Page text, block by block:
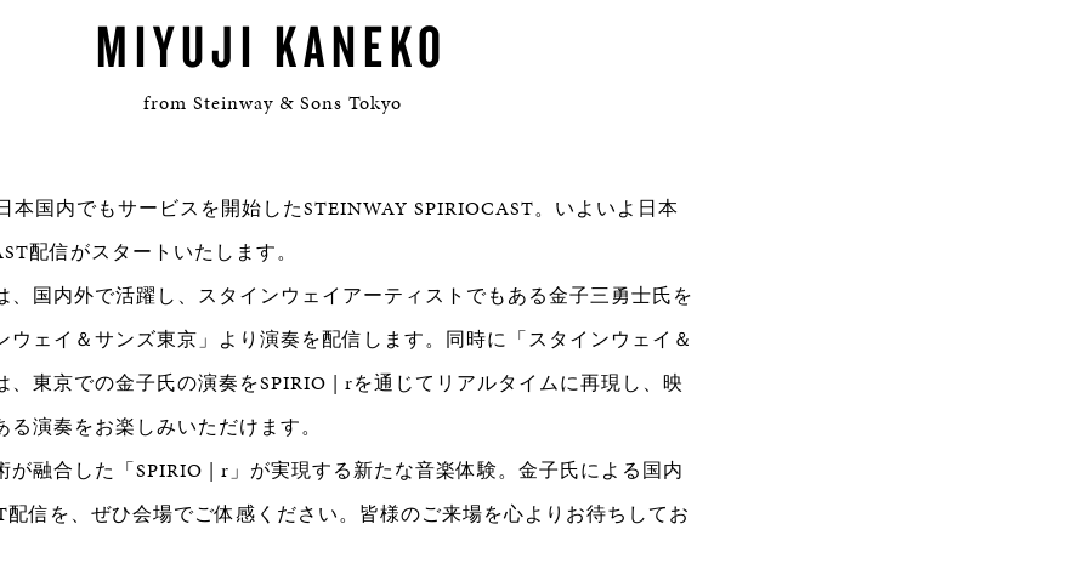
MIYUJI KANEKO
from Steinway & Sons Tokyo
本国内でもサービスを開始したSTEINWAY SPIRIOCAST。いよいよ日本
配信がスタートいたします。
、国内外で活躍し、スタインウェイアーティストでもある金子三勇士氏を
ウェイ＆サンズ東京」より演奏を配信します。同時に「スタインウェイ＆
、東京での金子氏の演奏をSPIRIO | rを通じてリアルタイムに再現し、映
演奏をお楽しみいただけます。
が融合した「SPIRIO | r」が実現する新たな音楽体験。金子氏による国内
配信を、ぜひ会場でご体感ください。皆様のご来場を心よりお待ちしてお